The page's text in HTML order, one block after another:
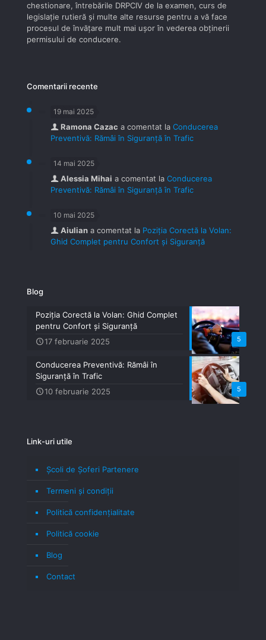
chestionare, întrebările DRPCIV de la examen, curs de
legislaţie rutieră şi multe alte resurse pentru a vă face
procesul de învăţare mult mai uşor în vederea obţinerii
permisului de conducere.
Comentarii recente
19 mai 2025
Ramona Cazac a comentat la Conducerea
Preventivă: Rămâi în Siguranță în Trafic
14 mai 2025
Alessia Mihai a comentat la Conducerea
Preventivă: Rămâi în Siguranță în Trafic
10 mai 2025
Aiulian a comentat la Poziția Corectă la Volan:
Ghid Complet pentru Confort și Siguranță
Blog
5
Poziția Corectă la Volan: Ghid Complet
pentru Confort și Siguranță
17 februarie 2025
5
Conducerea Preventivă: Rămâi în
Siguranță în Trafic
10 februarie 2025
Link-uri utile
Școli de Șoferi Partenere
Termeni şi condiţii
Politică confidenţialitate
Politică cookie
Blog
Contact